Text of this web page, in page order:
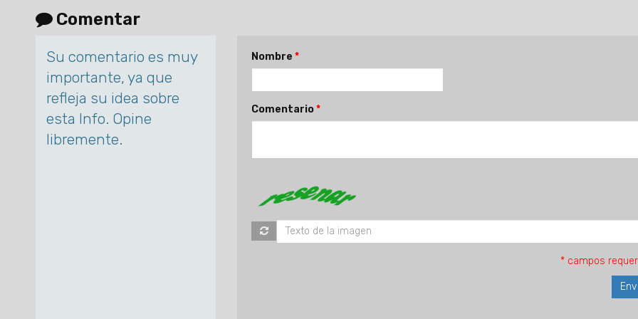
Comentar
Su comentario es muy
importante, ya que
refleja su idea sobre
esta Info. Opine
libremente.
Nombre
Comentario
* campos